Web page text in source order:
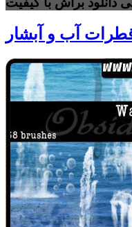
آب و آبشار